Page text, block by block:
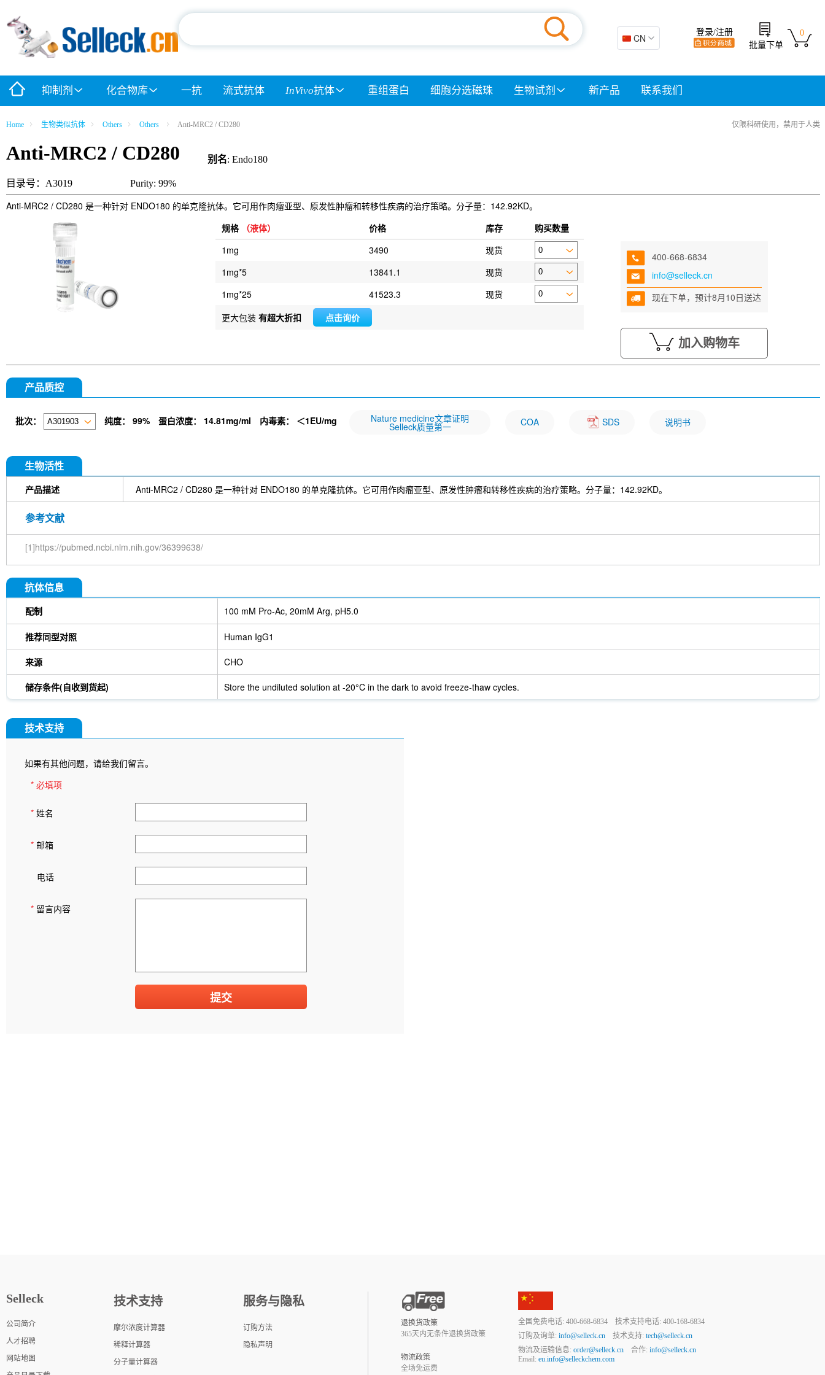
🇨🇳 CN
0
批量下单
登录/注册
抑制剂 化合物库 一抗 流式抗体 InVivo抗体 重组蛋白 细胞分选磁珠 生物试剂 新产品 联系我们
Home 生物类似抗体 Others Others Anti-MRC2 / CD280 仅限科研使用，禁用于人类
Anti-MRC2 / CD280 别名: Endo180
目录号：A3019 Purity: 99%
Anti-MRC2 / CD280 是一种针对 ENDO180 的单克隆抗体。它可用作肉瘤亚型、原发性肿瘤和转移性疾病的治疗策略。分子量：142.92KD。
规格 （液体） 价格 库存
购买数量
1mg
3490
现货
1mg*5
13841.1
现货
1mg*25
41523.3
现货
更大包装 有超大折扣 点击询价
400-668-6834
info@selleck.cn
现在下单，预计8月10日送达
加入购物车
产品质控
批次： 纯度： 99% 蛋白浓度： 14.81mg/ml 内毒素： ＜1EU/mg Nature medicine文章证明
Selleck质量第一 COA SDS 说明书
生物活性
产品描述 Anti-MRC2 / CD280 是一种针对 ENDO180 的单克隆抗体。它可用作肉瘤亚型、原发性肿瘤和转移性疾病的治疗策略。分子量：142.92KD。
参考文献
[1]https://pubmed.ncbi.nlm.nih.gov/36399638/
抗体信息
配制 100 mM Pro-Ac, 20mM Arg, pH5.0
推荐同型对照 Human IgG1
来源 CHO
储存条件(自收到货起) Store the undiluted solution at -20°C in the dark to avoid freeze-thaw cycles.
技术支持
如果有其他问题，请给我们留言。
* 必填项
* 姓名
* 邮箱
电话
* 留言内容
Selleck
公司简介
人才招聘
网站地图
技术支持
摩尔浓度计算器
稀释计算器
分子量计算器
服务与隐私
订购方法
隐私声明
退换货政策
365天内无条件退换货政策
物流政策
全场免运费
全国免费电话: 400-668-6834 技术支持电话: 400-168-6834
订购及询单: info@selleck.cn 技术支持: tech@selleck.cn
物流及运输信息: order@selleck.cn 合作: info@selleck.cn
Email: eu.info@selleckchem.com